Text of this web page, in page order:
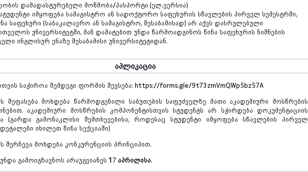
დამადასტურებელი მოწმობა/პასპორტი (ელ ვერსია)
იმყოფება სამაგისტრო ან სადოქტორო საფეხურის სწავლების პირველ სემესტრში
საფეხური (საბაკალავრო ან სამაგისტრო შესაბამისად) არ აქვს დასრულებული
უნივერსიტეტში მან დამატებით უნდა წარმოადგინოს წინა საფეხურის ნიშნების
ინგლისურ ენაზე შესაბამისი უნივერსიტეტიდან
აპლიკაცია
საჭიროა შემდეგი ფორმის შევსება:https://forms.gle/9t73zmVmQWp5bz57A
შეფასება მოხდება წარმოდგენილი საბუთების საფუძველზე მათი აკადემიური
მოსწრების
აკადემიური მოსწრების კომპონენტისთვის სტუდენტს არ სჭირდება
დოკუმენტაციის
(გარდა გამონაკლისი შემთხევებისა როდესაც სტუდენტი იმყოფება სწავლების
პირველ
დეტალები იხილეთ წინა სექციაში)
შერჩევა მოხდება კონკურენციის პრინციპით
უნდა გამოიგზავნოს არაუგვიანეს 1 7 აპრილისა.